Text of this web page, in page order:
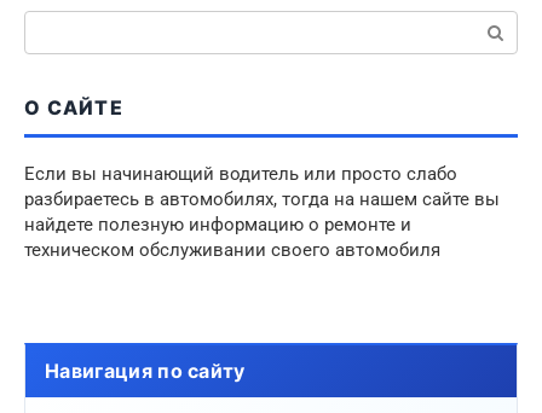
О САЙТЕ
Если вы начинающий водитель или просто слабо
разбираетесь в автомобилях, тогда на нашем сайте вы
найдете полезную информацию о ремонте и
техническом обслуживании своего автомобиля
Навигация по сайту